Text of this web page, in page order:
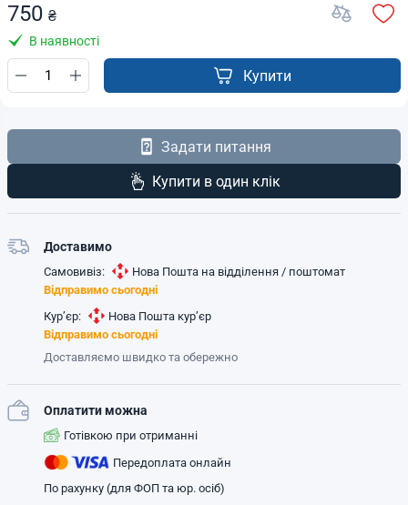
750 ₴
В наявності
Купити
Задати питання
Купити в один клік
Доставимо
Самовивіз:
Нова Пошта на відділення / поштомат
Відправимо сьогодні
Кур’єр:
Нова Пошта кур’єр
Відправимо сьогодні
Доставляємо швидко та обережно
Оплатити можна
Готівкою при отриманні
Передоплата онлайн
По рахунку (для ФОП та юр. осіб)